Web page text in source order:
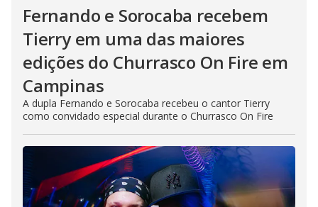
Fernando e Sorocaba recebem
Tierry em uma das maiores
edições do Churrasco On Fire em
Campinas
A dupla Fernando e Sorocaba recebeu o cantor Tierry
como convidado especial durante o Churrasco On Fire